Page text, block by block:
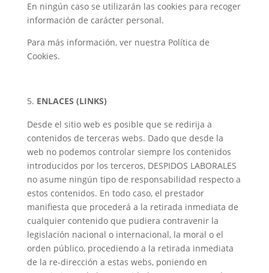
En ningún caso se utilizarán las cookies para recoger
información de carácter personal.
Para más información, ver nuestra Política de
Cookies.
ENLACES (LINKS)
Desde el sitio web es posible que se redirija a
contenidos de terceras webs. Dado que desde la
web no podemos controlar siempre los contenidos
introducidos por los terceros, DESPIDOS LABORALES
no asume ningún tipo de responsabilidad respecto a
estos contenidos. En todo caso, el prestador
manifiesta que procederá a la retirada inmediata de
cualquier contenido que pudiera contravenir la
legislación nacional o internacional, la moral o el
orden público, procediendo a la retirada inmediata
de la re-dirección a estas webs, poniendo en